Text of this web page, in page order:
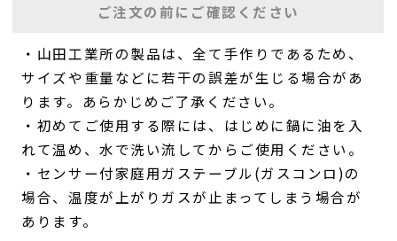
ご注文の前にご確認ください
・山田工業所の製品は、全て手作りであるため、
サイズや重量などに若干の誤差が生じる場合があ
ります。あらかじめご了承ください。
・初めてご使用する際には、はじめに鍋に油を入
れて温め、水で洗い流してからご使用ください。
・センサー付家庭用ガステーブル(ガスコンロ)の
場合、温度が上がりガスが止まってしまう場合が
あります。